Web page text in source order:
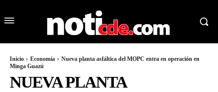
Inicio Economía
Nueva planta asfáltica del MOPC entra en operación en
Minga Guazú
NUEVA PLANTA